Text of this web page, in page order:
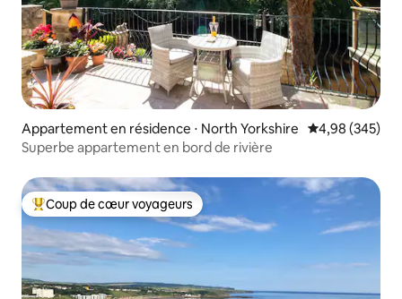
Appartement en résidence ⋅ North Yorkshire Évaluation
4,98 (345)
Superbe appartement en bord de rivière
Coups de cœur voyageurs les plus appréciés
Coup de cœur voyageurs